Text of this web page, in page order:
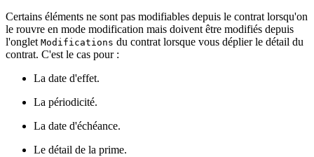
Certains éléments ne sont pas modifiables depuis le contrat lorsqu'on
le rouvre en mode modification mais doivent être modifiés depuis
l'onglet Modifications du contrat lorsque vous déplier le détail du
contrat. C'est le cas pour :
La date d'effet.
La périodicité.
La date d'échéance.
Le détail de la prime.